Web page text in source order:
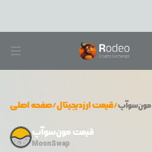
صفحه اصلی/قیمت ارزدیجیتال/مون‌سوآپ
قیمت مون‌سوآپ
MoonSwap